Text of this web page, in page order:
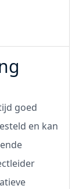
goed
en kan